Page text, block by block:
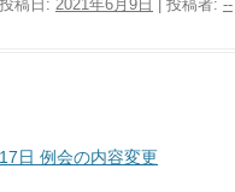
稿日: 2021年6月9日 投稿者: --
日 例会の内容変更